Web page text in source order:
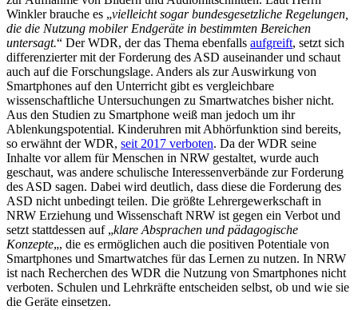
Winkler brauche es „vielleicht sogar bundesgesetzliche Regelungen,
die die Nutzung mobiler Endgeräte in bestimmten Bereichen
untersagt.“ Der WDR, der das Thema ebenfalls aufgreift, setzt sich
differenzierter mit der Forderung des ASD auseinander und schaut
auch auf die Forschungslage. Anders als zur Auswirkung von
Smartphones auf den Unterricht gibt es vergleichbare
wissenschaftliche Untersuchungen zu Smartwatches bisher nicht.
Aus den Studien zu Smartphone weiß man jedoch um ihr
Ablenkungspotential. Kinderuhren mit Abhörfunktion sind bereits,
so erwähnt der WDR, seit 2017 verboten. Da der WDR seine
Inhalte vor allem für Menschen in NRW gestaltet, wurde auch
geschaut, was andere schulische Interessenverbände zur Forderung
des ASD sagen. Dabei wird deutlich, dass diese die Forderung des
ASD nicht unbedingt teilen. Die größte Lehrergewerkschaft in
NRW Erziehung und Wissenschaft NRW ist gegen ein Verbot und
setzt stattdessen auf „klare Absprachen und pädagogische
Konzepte„, die es ermöglichen auch die positiven Potentiale von
Smartphones und Smartwatches für das Lernen zu nutzen. In NRW
ist nach Recherchen des WDR die Nutzung von Smartphones nicht
verboten. Schulen und Lehrkräfte entscheiden selbst, ob und wie sie
die Geräte einsetzen.